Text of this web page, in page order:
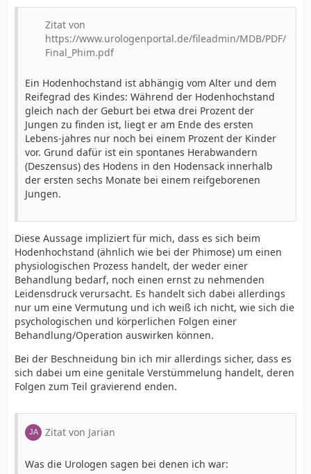
Zitat von
https://www.urologenportal.de/fileadmin/MDB/PDF/
Final_Phim.pdf
Ein Hodenhochstand ist abhängig vom Alter und dem
Reifegrad des Kindes: Während der Hodenhochstand
gleich nach der Geburt bei etwa drei Prozent der
Jungen zu finden ist, liegt er am Ende des ersten
Lebens-jahres nur noch bei einem Prozent der Kinder
vor. Grund dafür ist ein spontanes Herabwandern
(Deszensus) des Hodens in den Hodensack innerhalb
der ersten sechs Monate bei einem reifgeborenen
Jungen.
Diese Aussage impliziert für mich, dass es sich beim
Hodenhochstand (ähnlich wie bei der Phimose) um einen
physiologischen Prozess handelt, der weder einer
Behandlung bedarf, noch einen ernst zu nehmenden
Leidensdruck verursacht. Es handelt sich dabei allerdings
nur um eine Vermutung und ich weiß ich nicht, wie sich die
psychologischen und körperlichen Folgen einer
Behandlung/Operation auswirken können.
Bei der Beschneidung bin ich mir allerdings sicher, dass es
sich dabei um eine genitale Verstümmelung handelt, deren
Folgen zum Teil gravierend enden.
Zitat von Jarian
Was die Urologen sagen bei denen ich war: